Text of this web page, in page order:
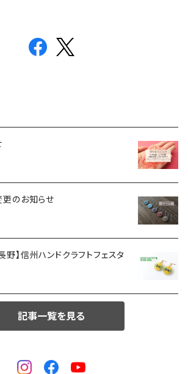
のお知らせ
】信州ハンドクラフトフェスタ
記事一覧を見る